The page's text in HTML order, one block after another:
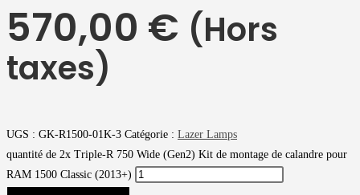
570,00 € (Hors
taxes)
UGS : GK-R1500-01K-3 Catégorie : Lazer Lamps
quantité de 2x Triple-R 750 Wide (Gen2) Kit de montage de calandre pour
RAM 1500 Classic (2013+)